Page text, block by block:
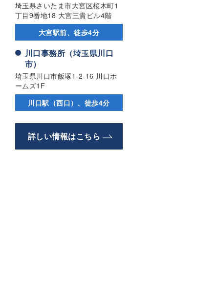
埼玉県さいたま市大宮区桜木町1
丁目9番地18 大宮三貴ビル4階
大宮駅前、徒歩4分
川口事務所（埼玉県川口
市）
埼玉県川口市飯塚1-2-16 川口ホ
ームズ1F
川口駅（西口）、徒歩4分
詳しい情報はこちら